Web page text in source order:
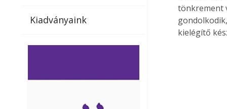
az otthonában, útközben vagy
elérhetők lapszámaink. Bárhol,
vagy táblagépen.
az otthonában,
nyaralás, pihenés
Kiadványaink
tönkrement
kielégítő